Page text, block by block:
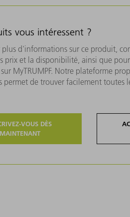
vous intéressent ?
plus d'informations sur ce produit,
prix et la disponibilité, ainsi que
MyTRUMPF. Notre plateforme
permet de trouver facilement toutes
VOUS DÈS
MAINTENANT